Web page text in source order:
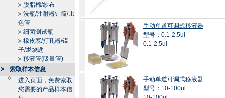
脱脂棉/纱布
洗瓶/注射器针筒/比
色管
细菌测试瓶
橡皮塞/打孔器/镊
子/燃烧匙
移液管(吸量管)
索取样本信息
进入页面，免费索取
您需要的产品样本信
手动单道可调式移液器
型号：0.1-2.5ul
0.1-2.5ul
手动单道可调式移液器
型号：10-100ul